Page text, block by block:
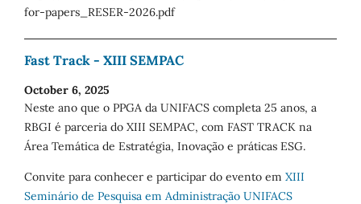
for-papers_RESER-2026.pdf
Fast Track - XIII SEMPAC
October 6, 2025
Neste ano que o PPGA da UNIFACS completa 25 anos, a
RBGI é parceria do XIII SEMPAC, com FAST TRACK na
Área Temática de Estratégia, Inovação e práticas ESG.
Convite para conhecer e participar do evento em XIII
Seminário de Pesquisa em Administração UNIFACS